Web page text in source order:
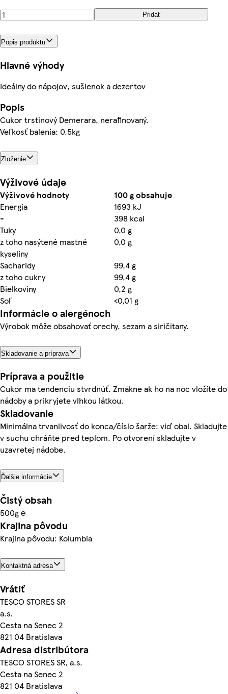
Pridať
Popis produktu
Hlavné výhody
Ideálny do nápojov, sušienok a dezertov
Popis
Cukor trstinový Demerara, nerafinovaný.
Veľkosť balenia: 0.5kg
Zloženie
Výživové údaje
Výživové hodnoty
100 g obsahuje
Energia
1693 kJ
-
398 kcal
Tuky
0,0 g
z toho nasýtené mastné
kyseliny
0,0 g
Sacharidy
99,4 g
z toho cukry
99,4 g
Bielkoviny
0,2 g
Soľ
<0,01 g
Informácie o alergénoch
Výrobok môže obsahovať orechy, sezam a siričitany.
Skladovanie a príprava
Príprava a použitie
Cukor ma tendenciu stvrdnúť. Zmäkne ak ho na noc vložíte do
nádoby a prikryjete vlhkou látkou.
Skladovanie
Minimálna trvanlivosť do konca/číslo šarže: viď obal. Skladujte
v suchu chráňte pred teplom. Po otvorení skladujte v
uzavretej nádobe.
Ďalšie informácie
Čistý obsah
500g ℮
Krajina pôvodu
Krajina pôvodu: Kolumbia
Kontaktná adresa
Vrátiť
TESCO STORES SR
a.s.
Cesta na Senec 2
821 04 Bratislava
Adresa distribútora
TESCO STORES SR, a.s.
Cesta na Senec 2
821 04 Bratislava